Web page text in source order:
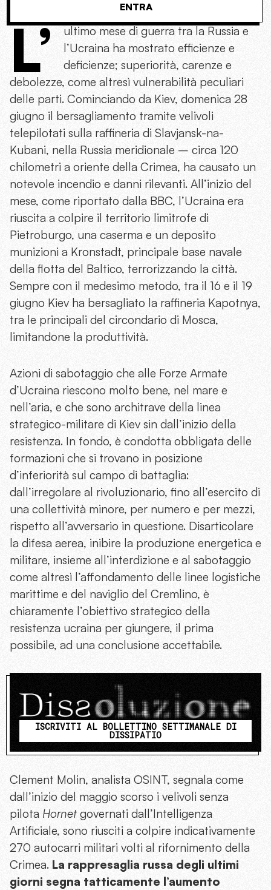
ENTRA
L’
ultimo mese di guerra tra la Russia e
l’Ucraina ha mostrato efficienze e
deficienze; superiorità, carenze e
debolezze, come altresì vulnerabilità peculiari
delle parti. Cominciando da Kiev, domenica 28
giugno il bersagliamento tramite velivoli
telepilotati sulla raffineria di Slavjansk-na-
Kubani, nella Russia meridionale – circa 120
chilometri a oriente della Crimea, ha causato un
notevole incendio e danni rilevanti. All’inizio del
mese, come riportato dalla BBC, l’Ucraina era
riuscita a colpire il territorio limitrofe di
Pietroburgo, una caserma e un deposito
munizioni a Kronstadt, principale base navale
della flotta del Baltico, terrorizzando la città.
Sempre con il medesimo metodo, tra il 16 e il 19
giugno Kiev ha bersagliato la raffineria Kapotnya,
tra le principali del circondario di Mosca,
limitandone la produttività.
Azioni di sabotaggio che alle Forze Armate
d’Ucraina riescono molto bene, nel mare e
nell’aria, e che sono architrave della linea
strategico-militare di Kiev sin dall’inizio della
resistenza. In fondo, è condotta obbligata delle
formazioni che si trovano in posizione
d’inferiorità sul campo di battaglia:
dall’irregolare al rivoluzionario, fino all’esercito di
una collettività minore, per numero e per mezzi,
rispetto all’avversario in questione. Disarticolare
la difesa aerea, inibire la produzione energetica e
militare, insieme all’interdizione e al sabotaggio
come altresì l’affondamento delle linee logistiche
marittime e del naviglio del Cremlino, è
chiaramente l’obiettivo strategico della
resistenza ucraina per giungere, il prima
possibile, ad una conclusione accettabile.
ISCRIVITI AL BOLLETTINO SETTIMANALE DI
DISSIPATIO
Clement Molin, analista OSINT, segnala come
dall’inizio del maggio scorso i velivoli senza
pilota Hornet governati dall’Intelligenza
Artificiale, sono riusciti a colpire indicativamente
270 autocarri militari volti al rifornimento della
Crimea. La rappresaglia russa degli ultimi
giorni segna tatticamente l’aumento